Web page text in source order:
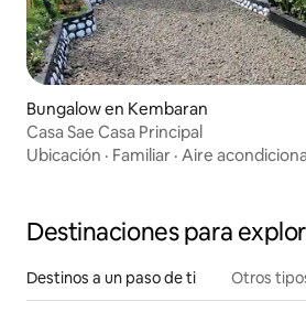
Bungalow en Kembaran
Casa Sae Casa Principal
Ubicación · Familiar · Aire
Destinaciones para
Destinos a un paso de ti Otros